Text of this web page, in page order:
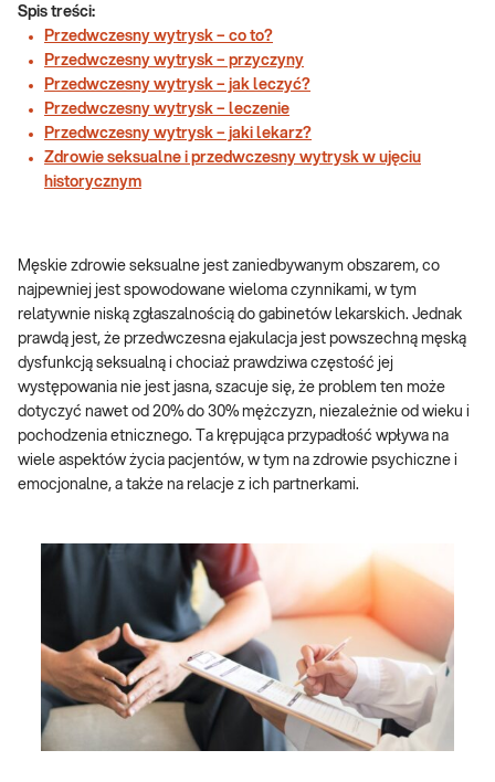
Spis treści:
Przedwczesny wytrysk – co to?
Przedwczesny wytrysk – przyczyny
Przedwczesny wytrysk – jak leczyć?
Przedwczesny wytrysk – leczenie
Przedwczesny wytrysk – jaki lekarz?
Zdrowie seksualne i przedwczesny wytrysk w ujęciu
historycznym
Męskie zdrowie seksualne jest zaniedbywanym obszarem, co
najpewniej jest spowodowane wieloma czynnikami, w tym
relatywnie niską zgłaszalnością do gabinetów lekarskich. Jednak
prawdą jest, że przedwczesna ejakulacja jest powszechną męską
dysfunkcją seksualną i chociaż prawdziwa częstość jej
występowania nie jest jasna, szacuje się, że problem ten może
dotyczyć nawet od 20% do 30% mężczyzn, niezależnie od wieku i
pochodzenia etnicznego. Ta krępująca przypadłość wpływa na
wiele aspektów życia pacjentów, w tym na zdrowie psychiczne i
emocjonalne, a także na relacje z ich partnerkami.